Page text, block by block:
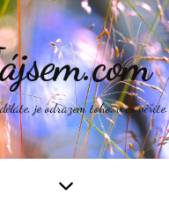
je odrazem toho, v co věříte.